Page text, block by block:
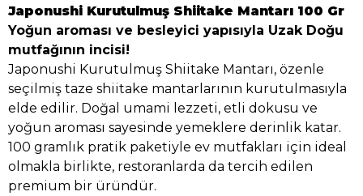
Japonushi Kurutulmuş Shiitake Mantarı 100 Gr
Yoğun aroması ve besleyici yapısıyla Uzak Doğu
mutfağının incisi!
Japonushi Kurutulmuş Shiitake Mantarı, özenle
seçilmiş taze shiitake mantarlarının kurutulmasıyla
elde edilir. Doğal umami lezzeti, etli dokusu ve
yoğun aroması sayesinde yemeklere derinlik katar.
100 gramlık pratik paketiyle ev mutfakları için ideal
olmakla birlikte, restoranlarda da tercih edilen
premium bir üründür.